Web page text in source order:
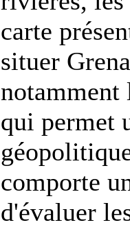
carte
situer
notamment
qui permet
comporte
d'évaluer